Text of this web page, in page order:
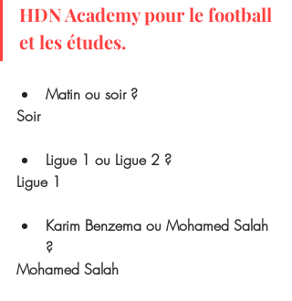
HDN Academy pour le football
et les études.
Matin ou soir ?
Soir
Ligue 1 ou Ligue 2 ?
Ligue 1
Karim Benzema ou Mohamed Salah
?
Mohamed Salah